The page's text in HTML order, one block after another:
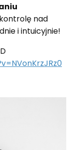
nad
i intuicyjnie!